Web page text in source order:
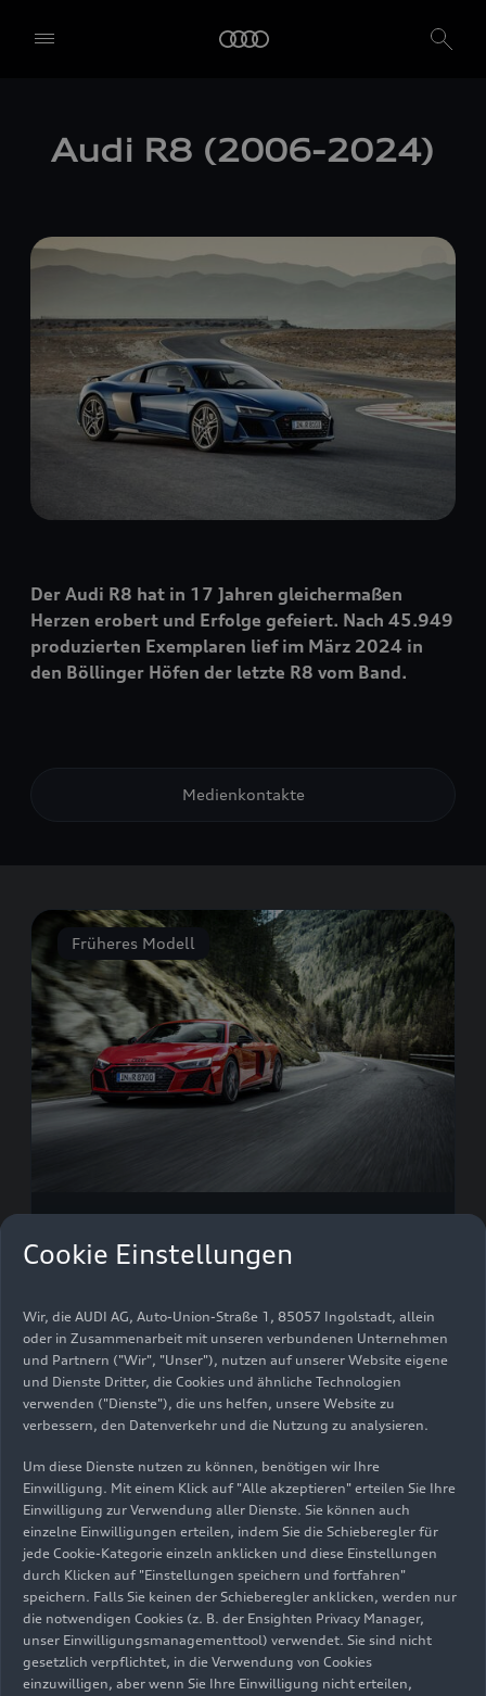
Audi R8 (2006-2024)
Der Audi R8 hat in 17 Jahren gleichermaßen
Herzen erobert und Erfolge gefeiert. Nach 45.949
produzierten Exemplaren lief im März 2024 in
den Böllinger Höfen der letzte R8 vom Band.
Medienkontakte
Früheres Modell
R8 Coupé V10 performance
Benzin
Früheres Modell
Cookie Einstellungen
Wir, die AUDI AG, Auto-Union-Straße 1, 85057 Ingolstadt, allein
oder in Zusammenarbeit mit unseren verbundenen Unternehmen
und Partnern ("Wir", "Unser"), nutzen auf unserer Website eigene
und Dienste Dritter, die Cookies und ähnliche Technologien
verwenden ("Dienste"), die uns helfen, unsere Website zu
verbessern, den Datenverkehr und die Nutzung zu analysieren.
Um diese Dienste nutzen zu können, benötigen wir Ihre
Einwilligung. Mit einem Klick auf "Alle akzeptieren" erteilen Sie Ihre
Einwilligung zur Verwendung aller Dienste. Sie können auch
einzelne Einwilligungen erteilen, indem Sie die Schieberegler für
jede Cookie-Kategorie einzeln anklicken und diese Einstellungen
durch Klicken auf "Einstellungen speichern und fortfahren"
speichern. Falls Sie keinen der Schieberegler anklicken, werden nur
die notwendigen Cookies (z. B. der Ensighten Privacy Manager,
unser Einwilligungsmanagementtool) verwendet. Sie sind nicht
gesetzlich verpflichtet, in die Verwendung von Cookies
einzuwilligen, aber wenn Sie Ihre Einwilligung nicht erteilen,